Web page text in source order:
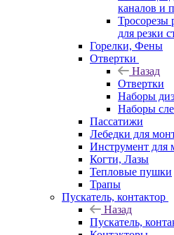
каналов и
Тросорезы
для резки
Горелки, Фены
Отвертки
Назад
Отвертки
Наборы
Наборы
Пассатижи
Лебедки для
Инструмент для
Когти, Лазы
Тепловые пушки
Трапы
Пускатель, контактор
Назад
Пускатель,